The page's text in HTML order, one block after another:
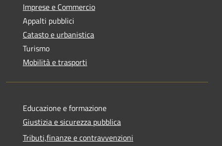
Imprese e Commercio
Appalti pubblici
Catasto e urbanistica
Turismo
Mobilità e trasporti
Educazione e formazione
Giustizia e sicurezza pubblica
Tributi,finanze e contravvenzioni